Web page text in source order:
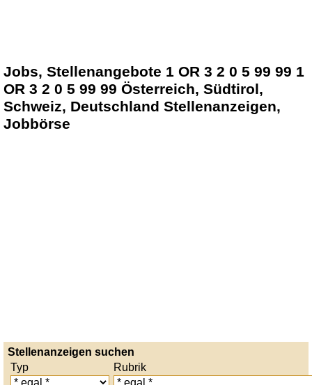
Jobs, Stellenangebote 1 OR 3 2 0 5 99 99 1
OR 3 2 0 5 99 99 Österreich, Südtirol,
Schweiz, Deutschland Stellenanzeigen,
Jobbörse
Stellenanzeigen suchen
Typ
Rubrik